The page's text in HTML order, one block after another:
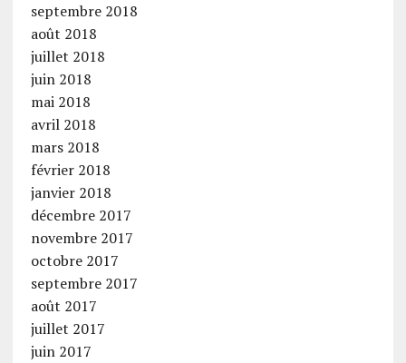
septembre 2018
août 2018
juillet 2018
juin 2018
mai 2018
avril 2018
mars 2018
février 2018
janvier 2018
décembre 2017
novembre 2017
octobre 2017
septembre 2017
août 2017
juillet 2017
juin 2017